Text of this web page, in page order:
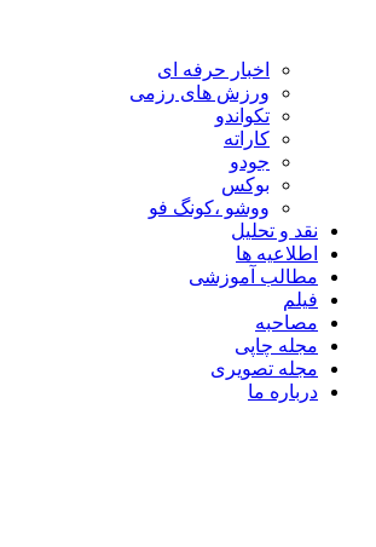
اخبار حرفه ای
ورزش های رزمی
تکواندو
کاراته
جودو
بوکس
ووشو ،کونگ فو
نقد و تحلیل
اطلاعیه ها
مطالب آموزشی
فیلم
مصاحبه
مجله چاپی
مجله تصویری
درباره ما